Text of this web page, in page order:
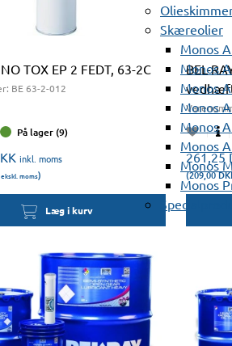
Skæreolier
Monos
Monos
Monos
Monos
Monos
Monos
Monos
Monos
TOX EP 2 FEDT, 63-2C
BE 63-2-012
På lager (9)
inkl. moms
ekskl. moms)
Læg i kurv
BEL-
261,25
(209,00